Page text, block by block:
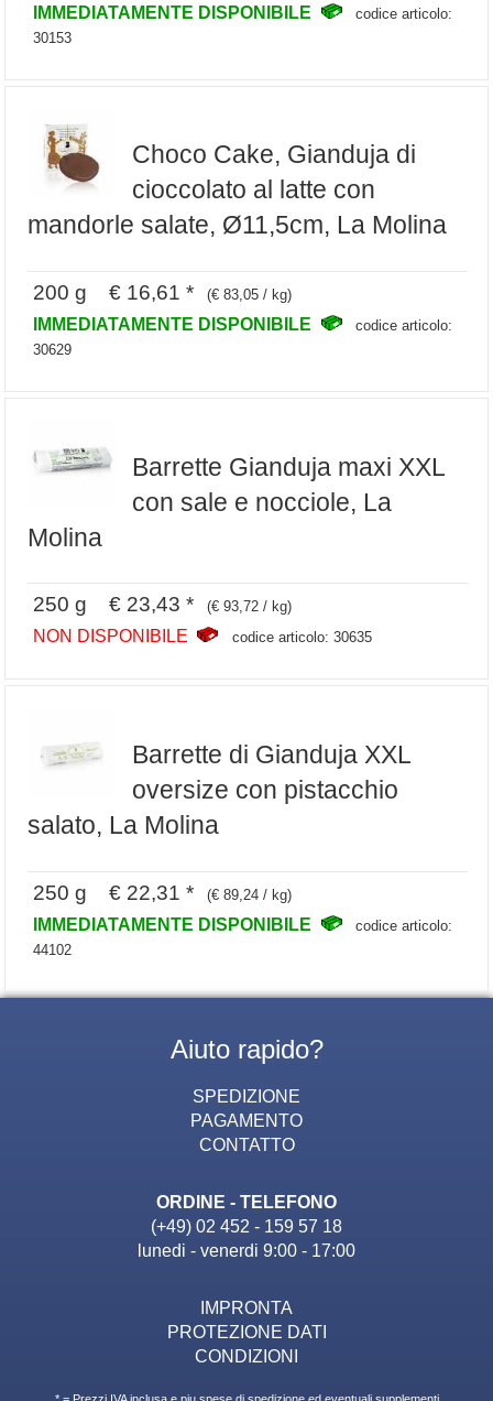
IMMEDIATAMENTE DISPONIBILE
codice articolo:
30153
Choco Cake, Gianduja di
cioccolato al latte con
mandorle salate, Ø11,5cm, La Molina
200 g € 16,61 * (€ 83,05 / kg)
IMMEDIATAMENTE DISPONIBILE
codice articolo:
30629
Barrette Gianduja maxi XXL
con sale e nocciole, La
Molina
250 g € 23,43 * (€ 93,72 / kg)
NON DISPONIBILE codice articolo: 30635
Barrette di Gianduja XXL
oversize con pistacchio
salato, La Molina
250 g € 22,31 * (€ 89,24 / kg)
IMMEDIATAMENTE DISPONIBILE
codice articolo:
44102
Aiuto rapido?
SPEDIZIONE
PAGAMENTO
CONTATTO
ORDINE - TELEFONO
(+49) 02 452 - 159 57 18
lunedi - venerdi 9:00 - 17:00
IMPRONTA
PROTEZIONE DATI
CONDIZIONI